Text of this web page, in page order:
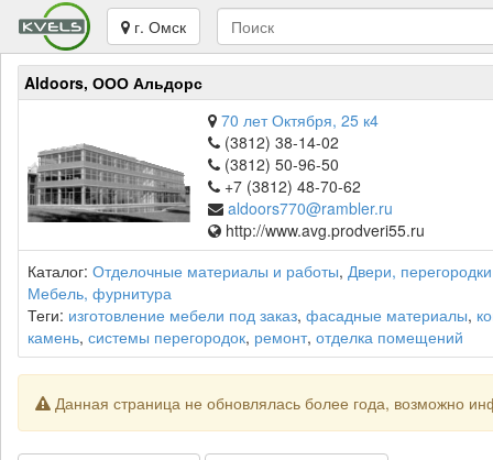
г. Омск
Aldoors, ООО Альдорс
70 лет Октября, 25 к4
(3812) 38-14-02
(3812) 50-96-50
+7 (3812) 48-70-62
aldoors770@rambler.ru
http://www.avg.prodveri55.ru
Каталог: Отделочные материалы и работы, Двери,
Мебель, фурнитура
Теги: изготовление мебели под заказ, фасадные материалы,
камень, системы перегородок, ремонт, отделка помещений
Данная страница не обновлялась более года, возможно